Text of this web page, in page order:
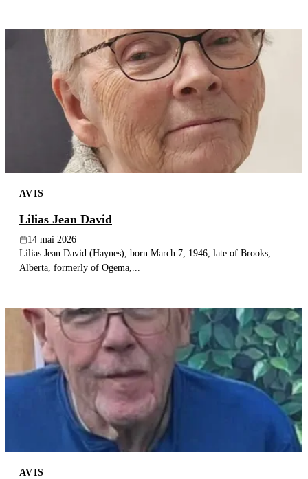
AVIS
Lilias Jean David
14 mai 2026
Lilias Jean David (Haynes), born March 7, 1946, late of Brooks,
Alberta, formerly of Ogema,...
AVIS